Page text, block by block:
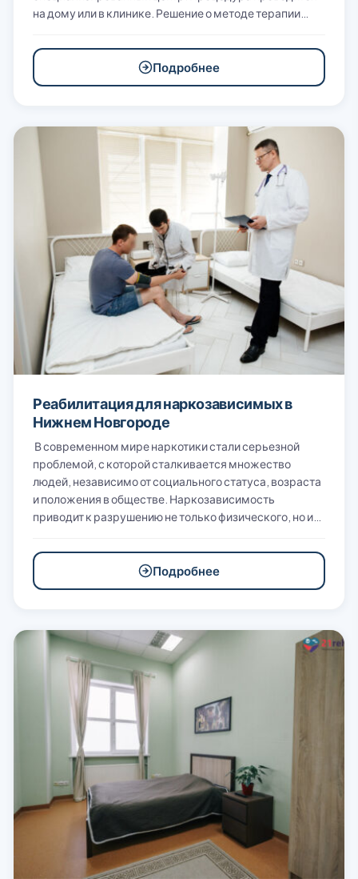
на дому или в клинике. Решение о методе терапии…
Подробнее
Реабилитация для наркозависимых в
Нижнем Новгороде
В современном мире наркотики стали серьезной
проблемой, с которой сталкивается множество
людей, независимо от социального статуса, возраста
и положения в обществе. Наркозависимость
приводит к разрушению не только физического, но и…
Подробнее